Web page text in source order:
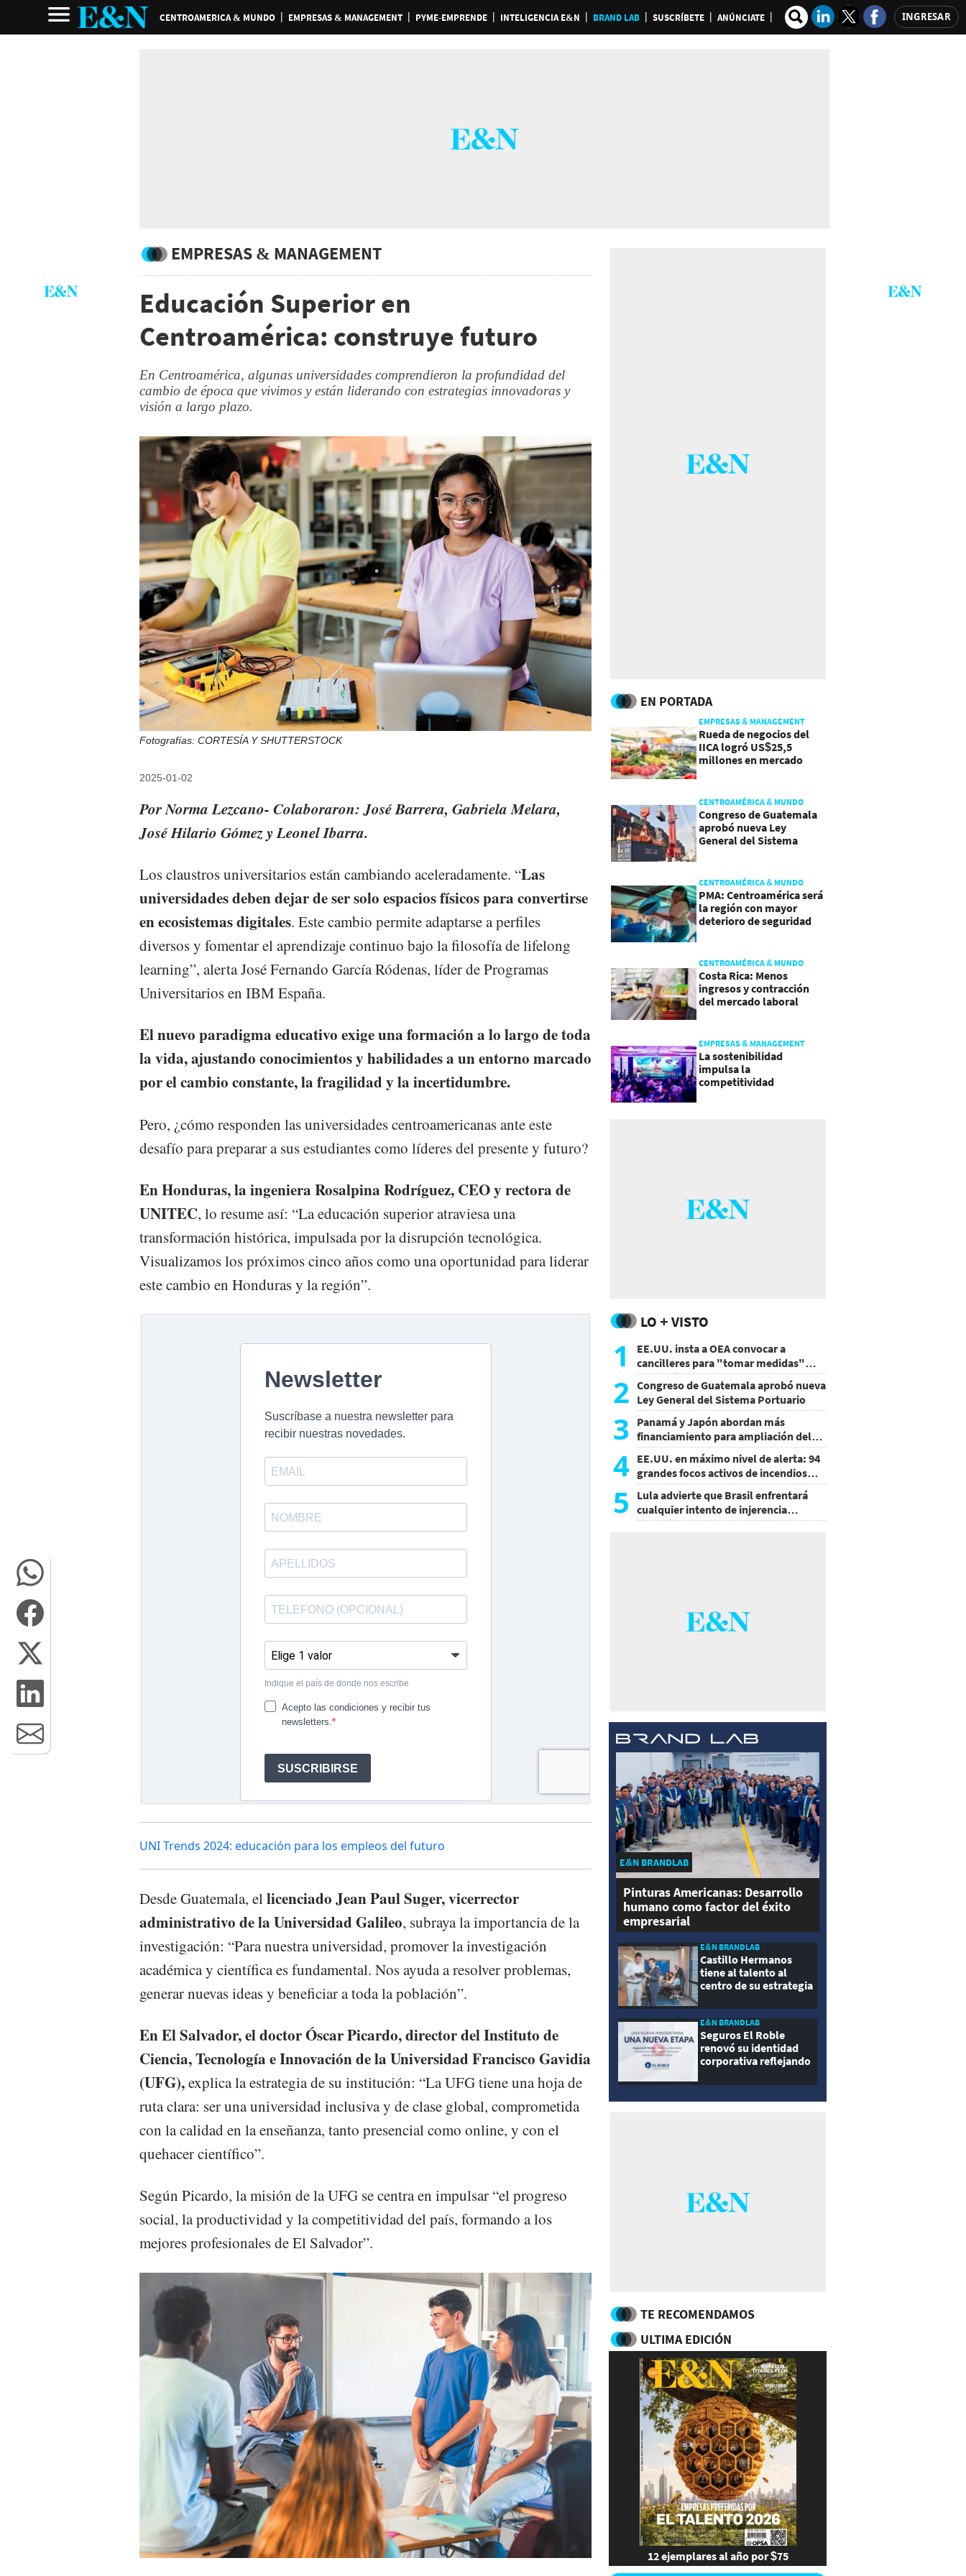
CENTROAMERICA & MUNDO EMPRESAS & MANAGEMENT PYME-EMPRENDE INTELIGENCIA E&N BRAND LAB SUSCRÍBETE ANÚNCIATE INGRESAR
EMPRESAS & MANAGEMENT
Educación Superior en
Centroamérica: construye futuro
En Centroamérica, algunas universidades comprendieron la profundidad del
cambio de época que vivimos y están liderando con estrategias innovadoras y
visión a largo plazo.
Fotografías: CORTESÍA Y SHUTTERSTOCK
2025-01-02
Por Norma Lezcano- Colaboraron: José Barrera, Gabriela Melara,
José Hilario Gómez y Leonel Ibarra.
Los claustros universitarios están cambiando aceleradamente. “Las
universidades deben dejar de ser solo espacios físicos para convertirse
en ecosistemas digitales. Este cambio permite adaptarse a perfiles
diversos y fomentar el aprendizaje continuo bajo la filosofía de lifelong
learning”, alerta José Fernando García Ródenas, líder de Programas
Universitarios en IBM España.
El nuevo paradigma educativo exige una formación a lo largo de toda
la vida, ajustando conocimientos y habilidades a un entorno marcado
por el cambio constante, la fragilidad y la incertidumbre.
Pero, ¿cómo responden las universidades centroamericanas ante este
desafío para preparar a sus estudiantes como líderes del presente y futuro?
En Honduras, la ingeniera Rosalpina Rodríguez, CEO y rectora de
UNITEC, lo resume así: “La educación superior atraviesa una
transformación histórica, impulsada por la disrupción tecnológica.
Visualizamos los próximos cinco años como una oportunidad para liderar
este cambio en Honduras y la región”.
UNI Trends 2024: educación para los empleos del futuro
Desde Guatemala, el licenciado Jean Paul Suger, vicerrector
administrativo de la Universidad Galileo, subraya la importancia de la
investigación: “Para nuestra universidad, promover la investigación
académica y científica es fundamental. Nos ayuda a resolver problemas,
generar nuevas ideas y beneficiar a toda la población”.
En El Salvador, el doctor Óscar Picardo, director del Instituto de
Ciencia, Tecnología e Innovación de la Universidad Francisco Gavidia
(UFG),explica la estrategia de su institución: “La UFG tiene una hoja de
ruta clara: ser una universidad inclusiva y de clase global, comprometida
con la calidad en la enseñanza, tanto presencial como online, y con el
quehacer científico”.
Según Picardo, la misión de la UFG se centra en impulsar “el progreso
social, la productividad y la competitividad del país, formando a los
mejores profesionales de El Salvador”.
EN PORTADA
EMPRESAS & MANAGEMENT
Rueda de negocios del
IICA logró US$25,5
millones en mercado
CENTROAMÉRICA & MUNDO
Congreso de Guatemala
aprobó nueva Ley
General del Sistema
CENTROAMÉRICA & MUNDO
PMA: Centroamérica será
la región con mayor
deterioro de seguridad
CENTROAMÉRICA & MUNDO
Costa Rica: Menos
ingresos y contracción
del mercado laboral
EMPRESAS & MANAGEMENT
La sostenibilidad
impulsa la
competitividad
LO + VISTO
1
EE.UU. insta a OEA convocar a
cancilleres para "tomar medidas"
sobre Nicaragua
2 Congreso de Guatemala aprobó nueva
Ley General del Sistema Portuario
3 Panamá y Japón abordan más
financiamiento para ampliación del
metro
4 EE.UU. en máximo nivel de alerta: 94
grandes focos activos de incendios
forestales
5
Lula advierte que Brasil enfrentará
cualquier intento de injerencia
extranjera
E&N BRANDLAB
Pinturas Americanas: Desarrollo
humano como factor del éxito
empresarial
E&N BRANDLAB
Castillo Hermanos
tiene al talento al
centro de su estrategia
E&N BRANDLAB
Seguros El Roble
renovó su identidad
corporativa reflejando
modernidad
TE RECOMENDAMOS
ULTIMA EDICIÓN
12 ejemplares al año por $75